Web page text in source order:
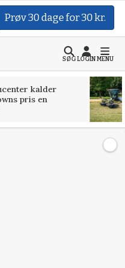
Prøv 30 dage for 30 kr.
SØGLOGINMENU
kalder
pris en